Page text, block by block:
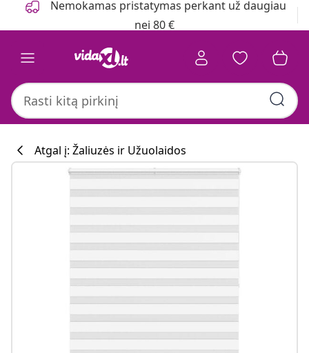
Nemokamas pristatymas perkant už daugiau
nei 80 €
Atgal į: Žaliuzės ir Užuolaidos